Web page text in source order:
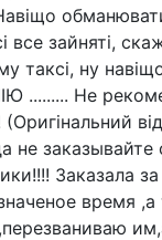
все зайняті,
таксі, ну
......... Не
(Оригінальний
не заказывайте
Заказала
время ,а